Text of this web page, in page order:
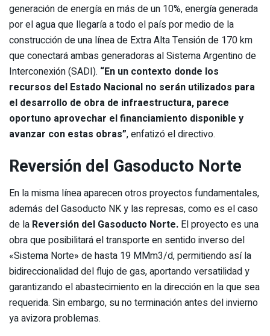
generación de energía en más de un 10%, energía generada
por el agua que llegaría a todo el país por medio de la
construcción de una línea de Extra Alta Tensión de 170 km
que conectará ambas generadoras al Sistema Argentino de
Interconexión (SADI). “En un contexto donde los
recursos del Estado Nacional no serán utilizados para
el desarrollo de obra de infraestructura, parece
oportuno aprovechar el financiamiento disponible y
avanzar con estas obras”, enfatizó el directivo.
Reversión del Gasoducto Norte
En la misma línea aparecen otros proyectos fundamentales,
además del Gasoducto NK y las represas, como es el caso
de la Reversión del Gasoducto Norte. El proyecto es una
obra que posibilitará el transporte en sentido inverso del
«Sistema Norte» de hasta 19 MMm3/d, permitiendo así la
bidireccionalidad del flujo de gas, aportando versatilidad y
garantizando el abastecimiento en la dirección en la que sea
requerida. Sin embargo, su no terminación antes del invierno
ya avizora problemas.